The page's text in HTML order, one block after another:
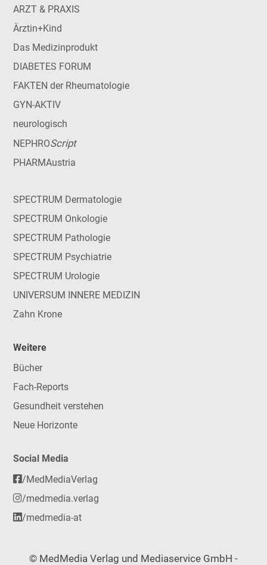
ARZT & PRAXIS
Ärztin+Kind
Das Medizinprodukt
DIABETES FORUM
FAKTEN der Rheumatologie
GYN-AKTIV
neurologisch
NEPHROScript
PHARMAustria
SPECTRUM Dermatologie
SPECTRUM Onkologie
SPECTRUM Pathologie
SPECTRUM Psychiatrie
SPECTRUM Urologie
UNIVERSUM INNERE MEDIZIN
Zahn Krone
Weitere
Bücher
Fach-Reports
Gesundheit verstehen
Neue Horizonte
Social Media
/MedMediaVerlag
/medmedia.verlag
/medmedia-at
© MedMedia Verlag und Mediaservice GmbH -